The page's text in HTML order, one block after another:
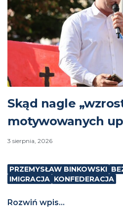
Skąd nagle
motywowanych
3 sierpnia, 2026
PRZEMYSŁAW BINKOWSKI
IMIGRACJA KONFEDERACJA
Rozwiń wpis...